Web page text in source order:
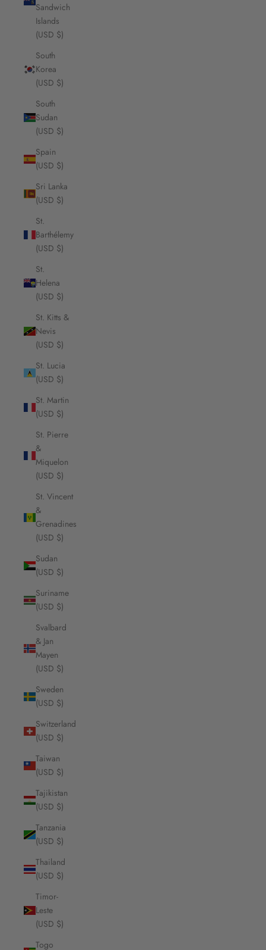
Sandwich
Islands
(USD $)
South
Korea
(USD $)
South
Sudan
(USD $)
Spain
(USD $)
Sri Lanka
(USD $)
St.
Barthélemy
(USD $)
St.
Helena
(USD $)
St. Kitts &
Nevis
(USD $)
St. Lucia
(USD $)
St. Martin
(USD $)
St. Pierre
&
Miquelon
(USD $)
St. Vincent
&
Grenadines
(USD $)
Sudan
(USD $)
Suriname
(USD $)
Svalbard
& Jan
Mayen
(USD $)
Sweden
(USD $)
Switzerland
(USD $)
Taiwan
(USD $)
Tajikistan
(USD $)
Tanzania
(USD $)
Thailand
(USD $)
Timor-
Leste
(USD $)
Togo